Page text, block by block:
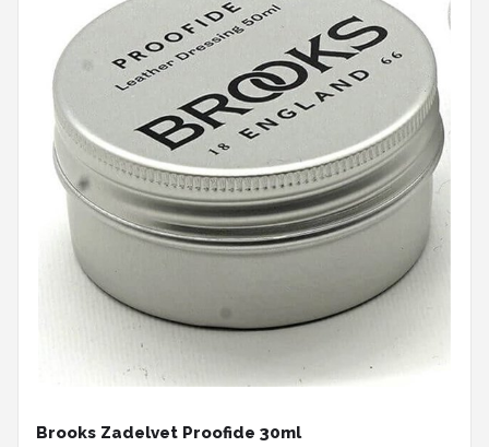
Brooks Zadelvet Proofide 30ml